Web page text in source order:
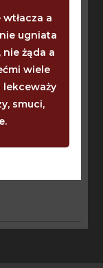
a
ugniata
nie żąda a
wiele
lekceważy
smuci,